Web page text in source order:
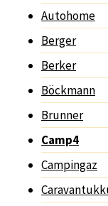
Autohome
Berger
Berker
Böckmann
Brunner
Camp4
Campingaz